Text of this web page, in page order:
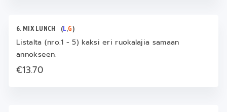
6. MIX LUNCH (L,G)
Listalta (nro.1 - 5) kaksi eri ruokalajia samaan
annokseen.
€13.70